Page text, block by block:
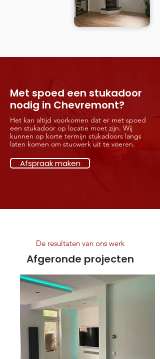
Met spoed een stukadoor
nodig in Chevremont?
Het kan altijd voorkomen dat er met spoed
een stukadoor op locatie moet zijn. Wij
kunnen op korte termijn stukadoors langs
laten komen om stucwerk uit te voeren.
Afspraak maken
De resultaten van ons werk
Afgeronde projecten